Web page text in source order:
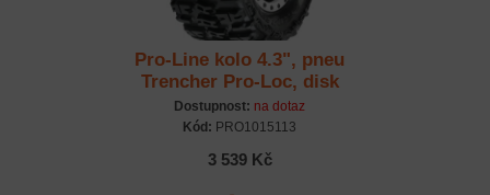
Pro-Line kolo 4.3", pneu
Trencher Pro-Loc, disk
Impulse H24 černo-šedý
(2) (X-Maxx)
Dostupnost: na dotaz
Kód: PRO1015113
3 539 Kč